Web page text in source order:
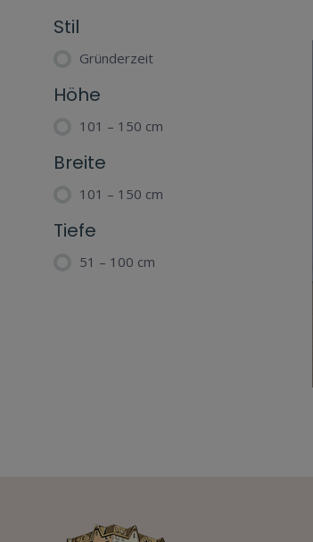
Stil
Gründerzeit
Höhe
101 – 150 cm
Breite
101 – 150 cm
Tiefe
51 – 100 cm